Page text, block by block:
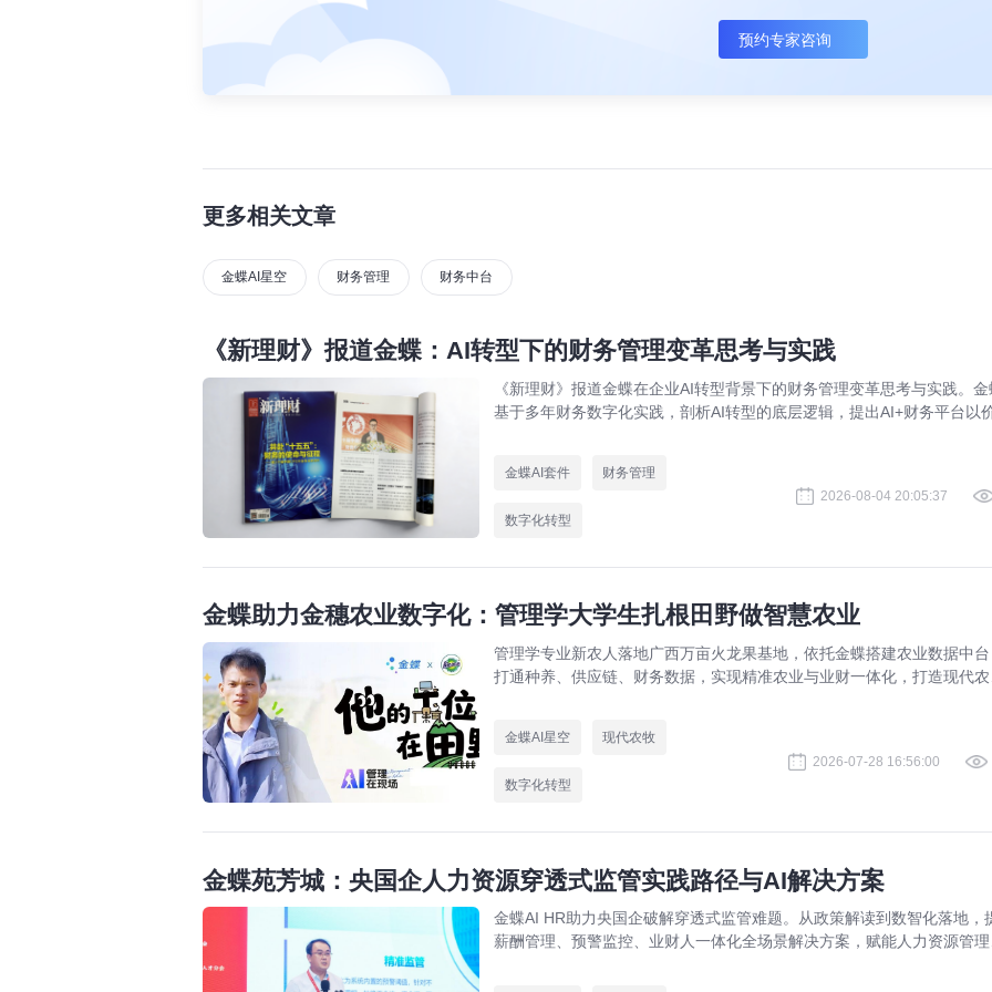
预约专家咨询
更多相关文章
金蝶AI星空 财务管理 财务中台
《新理财》报道金蝶：AI转型下的财务管理变革思考与实践
《新理财》报道金蝶在企业AI转型背景下的财务管理变革思考与实践。金
基于多年财务数字化实践，剖析AI转型的底层逻辑，提出AI+财务平台以价
金蝶AI套件 财务管理
数字化转型
2026-08-04 20:05:37
金蝶助力金穗农业数字化：管理学大学生扎根田野做智慧农业
管理学专业新农人落地广西万亩火龙果基地，依托金蝶搭建农业数据中台
打通种养、供应链、财务数据，实现精准农业与业财一体化，打造现代农
金蝶AI星空 现代农牧
数字化转型
2026-07-28 16:56:00
金蝶苑芳城：央国企人力资源穿透式监管实践路径与AI解决方案
金蝶AI HR助力央国企破解穿透式监管难题。从政策解读到数智化落地，
薪酬管理、预警监控、业财人一体化全场景解决方案，赋能人力资源管理